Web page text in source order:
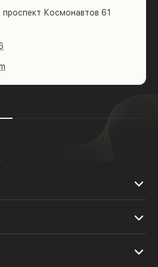
Космонавтов 61